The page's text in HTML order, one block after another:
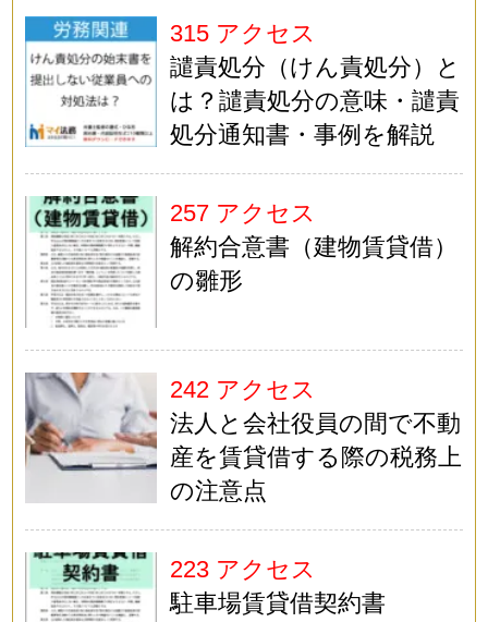
315 アクセス
譴責処分（けん責処分）と
は？譴責処分の意味・譴責
処分通知書・事例を解説
257 アクセス
解約合意書（建物賃貸借）
の雛形
242 アクセス
法人と会社役員の間で不動
産を賃貸借する際の税務上
の注意点
223 アクセス
駐車場賃貸借契約書